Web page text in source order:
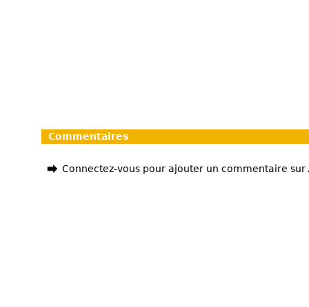
Commentaires
Connectez-vous pour ajouter un commentaire sur